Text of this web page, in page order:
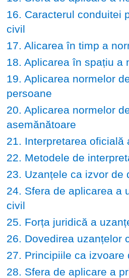
16. Caracterul conduitei
civil
17. Alicarea în timp a
18. Aplicarea în spațiu a
19. Aplicarea normelor
persoane
20. Aplicarea normelor
asemănătoare
21. Interpretarea oficială
22. Metodele de
23. Uzanțele ca izvor de
24. Sfera de aplicarea a
civil
25. Forța juridică a
26. Dovedirea uzanțelor
27. Principiile ca izvoare
28. Sfera de aplicare a